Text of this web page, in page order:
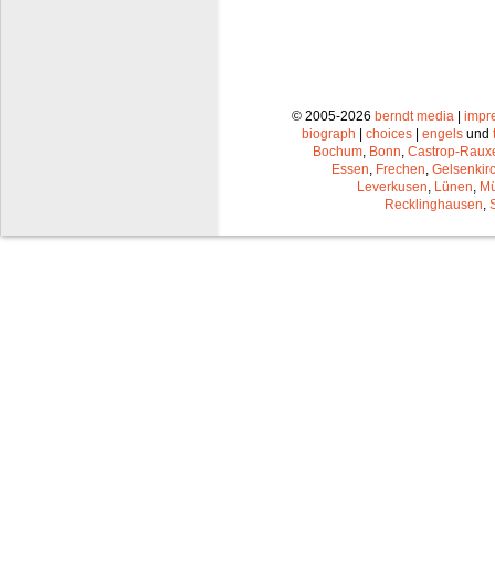
© 2005-2026 berndt media|
biograph
choices engels und
Bochum, Bonn, Castrop-
Essen, Frechen,
Leverkusen, Lünen,
Recklinghausen,